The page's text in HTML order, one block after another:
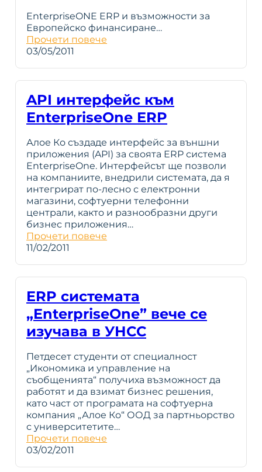
EnterpriseONE ERP и възможности за
Европейско финансиране…
Прочети повече
03/05/2011
API интерфейс към
EnterpriseOne ERP
Алое Ко създаде интерфейс за външни
приложения (API) за своята ERP система
EnterpriseOne. Интерфейсът ще позволи
на компаниите, внедрили системата, да я
интегрират по-лесно с електронни
магазини, софтуерни телефонни
централи, както и разнообразни други
бизнес приложения…
Прочети повече
11/02/2011
ERP системата
„EnterpriseOne” вече се
изучава в УНСС
Петдесет студенти от специалност
„Икономика и управление на
съобщенията“ получиха възможност да
работят и да взимат бизнес решения,
като част от програмата на софтуерна
компания „Алое Ко“ ООД за партньорство
с университетите…
Прочети повече
03/02/2011